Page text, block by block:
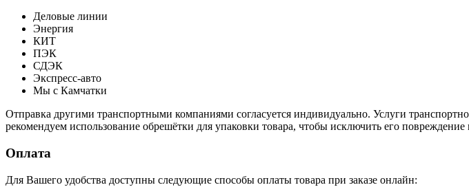
Деловые линии
Энергия
КИТ
ПЭК
СДЭК
Экспресс-авто
Мы с Камчатки
Отправка другими транспортными компаниями согласуется индивидуально. Услуги
рекомендуем использование обрешётки для упаковки товара, чтобы исключить его повреждение
Оплата
Для Вашего удобства доступны следующие способы оплаты товара при заказе онлайн: